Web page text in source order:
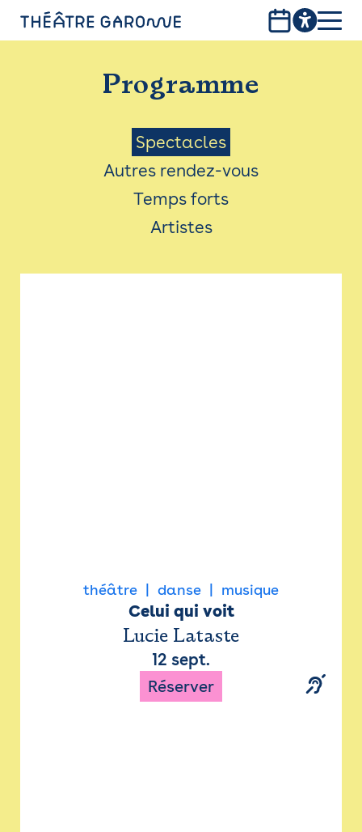
PROGRAMME
INFOS PRATIQUES
AVEC LES PUBLICS
ACCESSIBILITÉ
LES PRODUCTIONS
Programme
Menu
Saison
Spectacles
Autres rendez-vous
Temps forts
Artistes
théâtre danse musique
Celui qui voit
Lucie Lataste
12 sept.
Réserver